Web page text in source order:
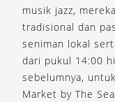
musik jazz,
tradisional dan
seniman lokal
dari pukul 14:00
sebelumnya,
Market by The